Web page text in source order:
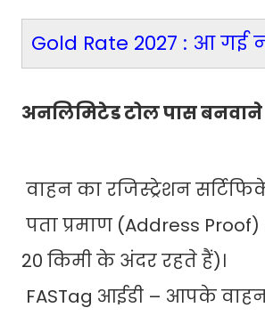
Gold Rate 2027 : आ गई
अनलिमिटेड टोल पास
वाहन का रजिस्ट्रेशन
पता प्रमाण (Address
20 किमी के अंदर रहते हैं)।
FASTag आईडी – आपके